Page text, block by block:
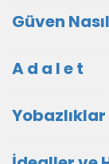
Güven
A d a l e t
Yobazlıklar